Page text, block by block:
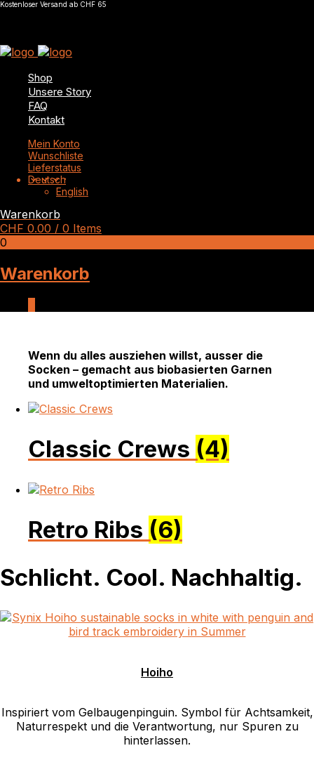
Kostenloser Versand ab CHF 65
Shop
Unsere Story
FAQ
Kontakt
Mein Konto
Wunschliste
Lieferstatus
Deutsch
English
Warenkorb
CHF 0.00 / 0 Items
0
Warenkorb
Wenn du alles ausziehen willst, ausser die
Socken – gemacht aus biobasierten Garnen
und umweltoptimierten Materialien.
Classic Crews (4)
Retro Ribs (6)
Schlicht. Cool. Nachhaltig.
Hoiho
Inspiriert vom Gelbaugenpinguin. Symbol für Achtsamkeit,
Naturrespekt und die Verantwortung, nur Spuren zu
hinterlassen.